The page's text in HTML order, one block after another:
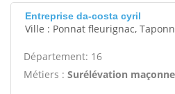
Entreprise da-costa cyril
Ville : Ponnat fleurignac,
Département: 16
Métiers : Surélévation